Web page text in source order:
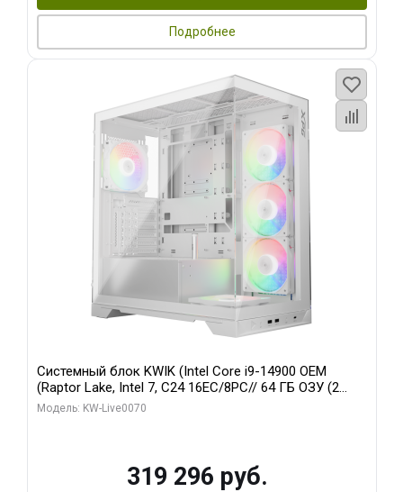
Подробнее
Системный блок KWIK (Intel Core i9-14900 OEM
(Raptor Lake, Intel 7, C24 16EC/8PC// 64 ГБ ОЗУ (2
модуля)/ Gigabyte RTX5080 XTREME WATERFORCE
Модель: KW-Live0070
319 296 руб.